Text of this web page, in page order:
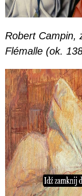
Robert Campin,
Flémalle (ok.